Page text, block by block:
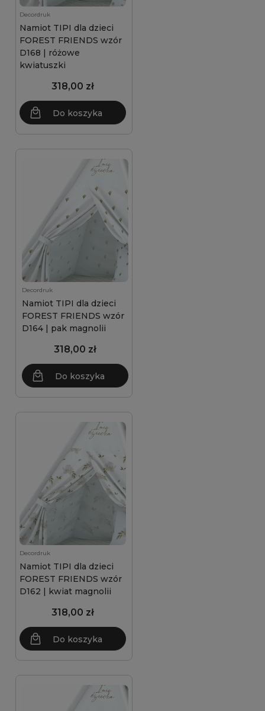
Decordruk
Namiot TIPI dla dzieci
FOREST FRIENDS wzór
D168 | różowe
kwiatuszki
318,00 zł
Do koszyka
Decordruk
Namiot TIPI dla dzieci
FOREST FRIENDS wzór
D164 | pak magnolii
318,00 zł
Do koszyka
Decordruk
Namiot TIPI dla dzieci
FOREST FRIENDS wzór
D162 | kwiat magnolii
318,00 zł
Do koszyka